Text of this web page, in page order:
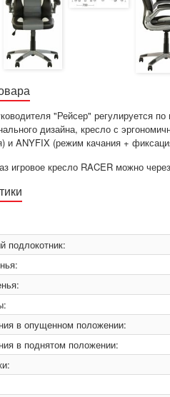
"Рейсер" регулируется
дизайна, кресло с
и ANYFIX (режим качания +
игровое кресло RACER можно
подлокотник:
в опущенном положении:
в поднятом положении: